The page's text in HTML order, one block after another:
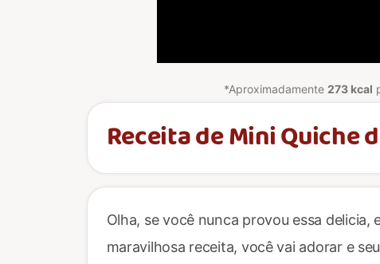
*Aproximadamente 273 kcal
Receita de Mini Quiche
Olha, se você nunca provou essa
maravilhosa receita, você vai adorar e